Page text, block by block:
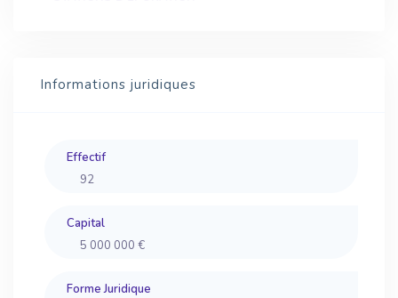
Informations juridiques
Effectif
92
Capital
5 000 000 €
Forme Juridique